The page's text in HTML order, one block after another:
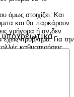
όμως στοιχίζει. Και
και θα παρκάρουν
γρήγορα ή αν δεν
έχεις πρόβλημα. Για την
καθυστερήσεις
το κατς που έπαιξαν
του διαιτητή.
του σε αυτό. Ο ΠΑΟΚ
το διπλό. Αλλο ματς
υποχρεωτικά